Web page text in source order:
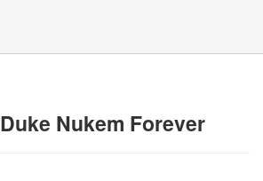
Duke Nukem Forever